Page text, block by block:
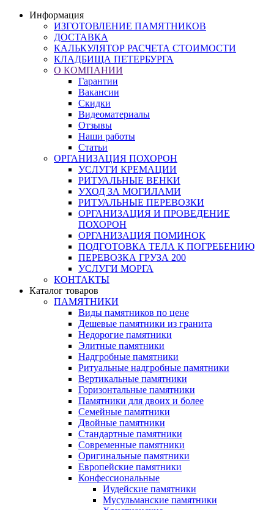
Информация
ИЗГОТОВЛЕНИЕ ПАМЯТНИКОВ
ДОСТАВКА
КАЛЬКУЛЯТОР РАСЧЕТА СТОИМОСТИ
КЛАДБИЩА ПЕТЕРБУРГА
О КОМПАНИИ
Гарантии
Вакансии
Скидки
Видеоматериалы
Отзывы
Наши работы
Статьи
ОРГАНИЗАЦИЯ ПОХОРОН
УСЛУГИ КРЕМАЦИИ
РИТУАЛЬНЫЕ ВЕНКИ
УХОД ЗА МОГИЛАМИ
РИТУАЛЬНЫЕ ПЕРЕВОЗКИ
ОРГАНИЗАЦИЯ И ПРОВЕДЕНИЕ
ПОХОРОН
ОРГАНИЗАЦИЯ ПОМИНОК
ПОДГОТОВКА ТЕЛА К ПОГРЕБЕНИЮ
ПЕРЕВОЗКА ГРУЗА 200
УСЛУГИ МОРГА
КОНТАКТЫ
Каталог товаров
ПАМЯТНИКИ
Виды памятников по цене
Дешевые памятники из гранита
Недорогие памятники
Элитные памятники
Надгробные памятники
Ритуальные надгробные памятники
Вертикальные памятники
Горизонтальные памятники
Памятники для двоих и более
Семейные памятники
Двойные памятники
Стандартные памятники
Современные памятники
Оригинальные памятники
Европейские памятники
Конфессиональные
Иудейские памятники
Мусульманские памятники